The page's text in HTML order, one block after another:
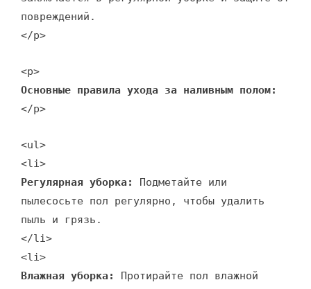
повреждений.
</p>
<p>
Основные правила ухода за наливным полом:
</p>
<ul>
<li>
Регулярная уборка:
Подметайте или
пылесосьте пол регулярно, чтобы удалить
пыль и грязь.
</li>
<li>
Влажная уборка:
Протирайте пол влажной